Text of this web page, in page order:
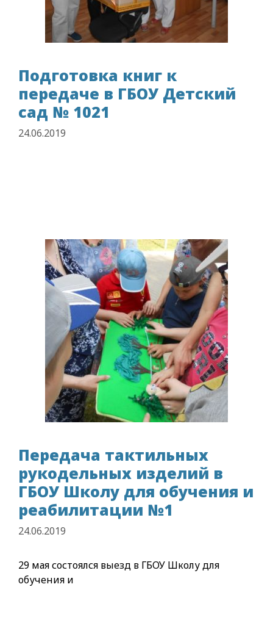
Подготовка книг к
передаче в ГБОУ Детский
сад № 1021
24.06.2019
Передача тактильных
рукодельных изделий в
ГБОУ Школу для обучения и
реабилитации №1
24.06.2019
29 мая состоялся выезд в ГБОУ Школу для
обучения и